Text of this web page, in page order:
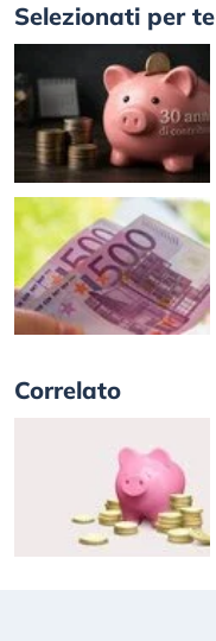
Selezionati per te
Correlato